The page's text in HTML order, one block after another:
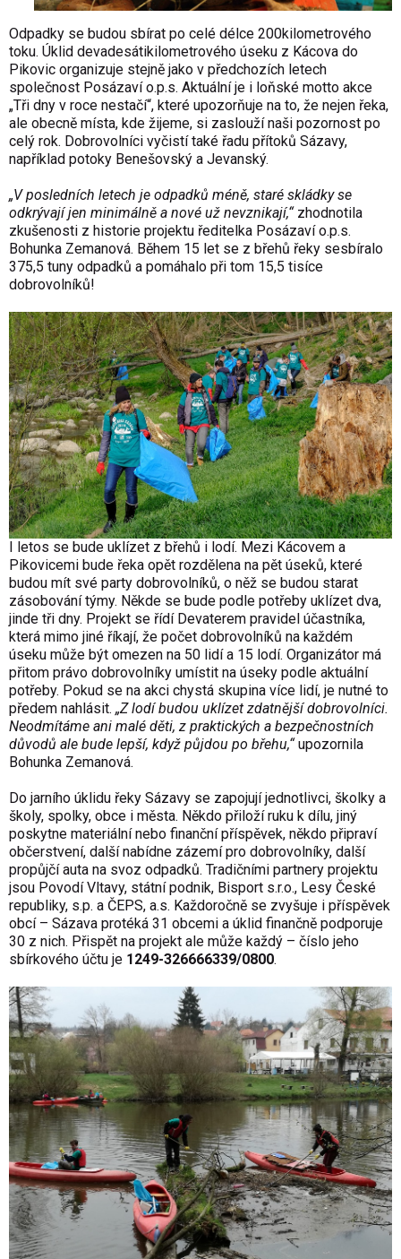
Odpadky se budou sbírat po celé délce 200kilometrového
toku. Úklid devadesátikilometrového úseku z Kácova do
Pikovic organizuje stejně jako v předchozích letech
společnost Posázaví o.p.s. Aktuální je i loňské motto akce
„Tři dny v roce nestačí“, které upozorňuje na to, že nejen řeka,
ale obecně místa, kde žijeme, si zaslouží naši pozornost po
celý rok. Dobrovolníci vyčistí také řadu přítoků Sázavy,
například potoky Benešovský a Jevanský.
„V posledních letech je odpadků méně, staré skládky se
odkrývají jen minimálně a nové už nevznikají,“zhodnotila
zkušenosti z historie projektu ředitelka Posázaví o.p.s.
Bohunka Zemanová. Během 15 let se z břehů řeky sesbíralo
375,5 tuny odpadků a pomáhalo při tom 15,5 tisíce
dobrovolníků!
I letos se bude uklízet z břehů i lodí. Mezi Kácovem a
Pikovicemi bude řeka opět rozdělena na pět úseků, které
budou mít své party dobrovolníků, o něž se budou starat
zásobování týmy. Někde se bude podle potřeby uklízet dva,
jinde tři dny. Projekt se řídí Devaterem pravidel účastníka,
která mimo jiné říkají, že počet dobrovolníků na každém
úseku může být omezen na 50 lidí a 15 lodí. Organizátor má
přitom právo dobrovolníky umístit na úseky podle aktuální
potřeby. Pokud se na akci chystá skupina více lidí, je nutné to
předem nahlásit. „Z lodí budou uklízet zdatnější dobrovolníci.
Neodmítáme ani malé děti, z praktických a bezpečnostních
důvodů ale bude lepší, když půjdou po břehu,“ upozornila
Bohunka Zemanová.
Do jarního úklidu řeky Sázavy se zapojují jednotlivci, školky a
školy, spolky, obce i města. Někdo přiloží ruku k dílu, jiný
poskytne materiální nebo finanční příspěvek, někdo připraví
občerstvení, další nabídne zázemí pro dobrovolníky, další
propůjčí auta na svoz odpadků. Tradičními partnery projektu
jsou Povodí Vltavy, státní podnik, Bisport s.r.o., Lesy České
republiky, s.p. a ČEPS, a.s. Každoročně se zvyšuje i příspěvek
obcí – Sázava protéká 31 obcemi a úklid finančně podporuje
30 z nich. Přispět na projekt ale může každý – číslo jeho
sbírkového účtu je 1249-326666339/0800.